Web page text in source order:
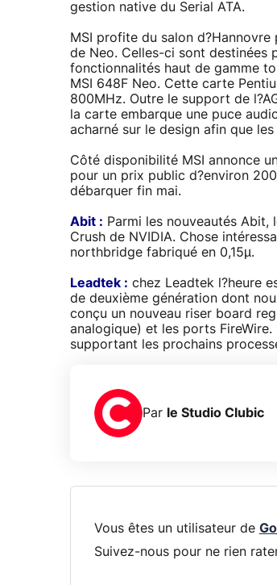
gestion native du Serial ATA.
MSI profite du salon
de Neo. Celles-ci sont destinées
fonctionnalités haut de gamme
MSI 648F Neo. Cette carte
800MHz. Outre le support de
la carte embarque une puce
acharné sur le design afin que
Côté disponibilité MSI annonce
pour un prix public d?environ
débarquer fin mai.
Abit : Parmi les nouveautés
Crush de NVIDIA. Chose
northbridge fabriqué en 0,15µ.
Leadtek : chez Leadtek l?heure
de deuxième génération dont
conçu un nouveau riser board
analogique) et les ports
supportant les prochains
Par le Studio Clubic
Vous êtes un utilisateur de
Suivez-nous pour ne rien